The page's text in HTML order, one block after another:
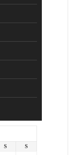
S
S